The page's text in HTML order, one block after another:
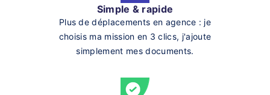
Simple & rapide
Plus de déplacements en agence : je
choisis ma mission en 3 clics, j'ajoute
simplement mes documents.